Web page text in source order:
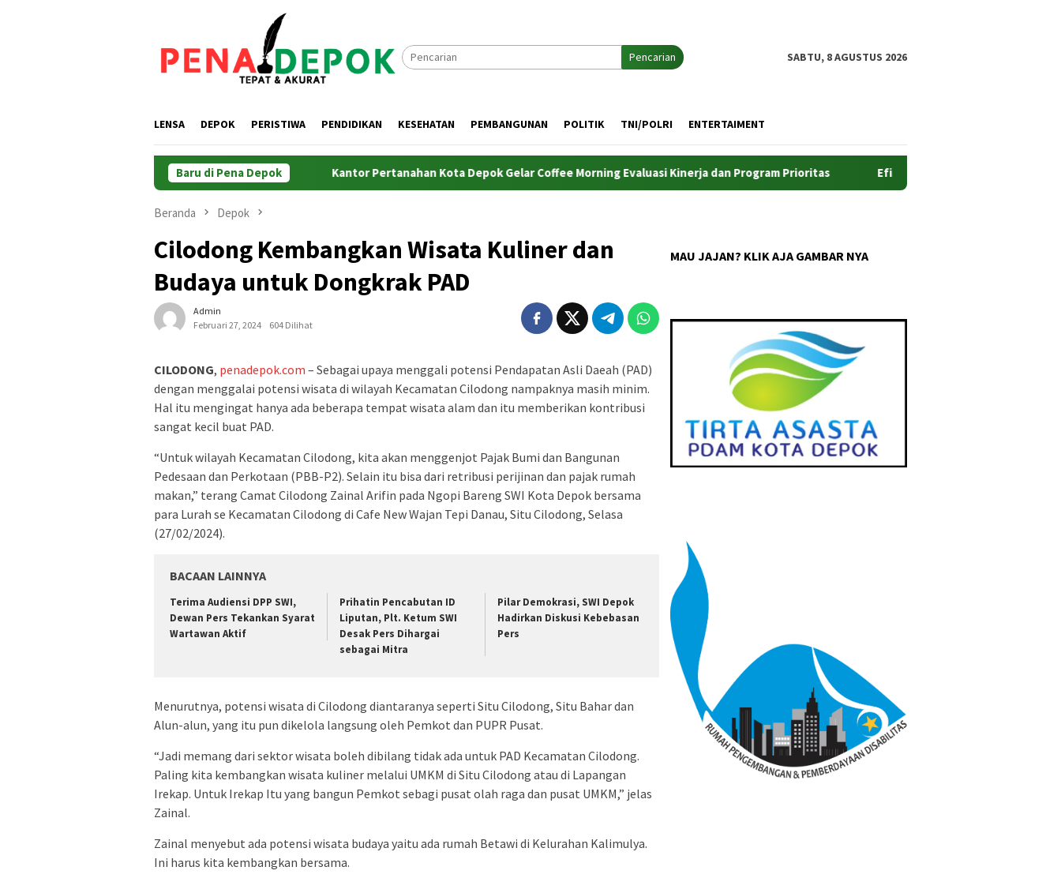
Pencarian
SABTU, 8 AGUSTUS 2026
LENSA DEPOK PERISTIWA PENDIDIKAN KESEHATAN PEMBANGUNAN POLITIK TNI/POLRI ENTERTAIMENT
Baru di Pena Depok
Minta Pemda Percepat Validasi BPHTB Kantor Pertanahan Kota Depok Gelar Coffee Morning Evaluasi Kinerja dan Program Prioritas Efisiensikan Pengelolaan Sampah,
Beranda Depok
Cilodong Kembangkan Wisata Kuliner dan
Budaya untuk Dongkrak PAD
Admin
Februari 27, 2024
604 Dilihat
CILODONG, penadepok.com – Sebagai upaya menggali potensi Pendapatan Asli Daeah (PAD)
dengan menggalai potensi wisata di wilayah Kecamatan Cilodong nampaknya masih minim.
Hal itu mengingat hanya ada beberapa tempat wisata alam dan itu memberikan kontribusi
sangat kecil buat PAD.
“Untuk wilayah Kecamatan Cilodong, kita akan menggenjot Pajak Bumi dan Bangunan
Pedesaan dan Perkotaan (PBB-P2). Selain itu bisa dari retribusi perijinan dan pajak rumah
makan,” terang Camat Cilodong Zainal Arifin pada Ngopi Bareng SWI Kota Depok bersama
para Lurah se Kecamatan Cilodong di Cafe New Wajan Tepi Danau, Situ Cilodong, Selasa
(27/02/2024).
BACAAN LAINNYA
Terima Audiensi DPP SWI,
Dewan Pers Tekankan Syarat
Wartawan Aktif
Prihatin Pencabutan ID
Liputan, Plt. Ketum SWI
Desak Pers Dihargai
sebagai Mitra
Pilar Demokrasi, SWI Depok
Hadirkan Diskusi Kebebasan
Pers
Menurutnya, potensi wisata di Cilodong diantaranya seperti Situ Cilodong, Situ Bahar dan
Alun-alun, yang itu pun dikelola langsung oleh Pemkot dan PUPR Pusat.
“Jadi memang dari sektor wisata boleh dibilang tidak ada untuk PAD Kecamatan Cilodong.
Paling kita kembangkan wisata kuliner melalui UMKM di Situ Cilodong atau di Lapangan
Irekap. Untuk Irekap Itu yang bangun Pemkot sebagi pusat olah raga dan pusat UMKM,” jelas
Zainal.
Zainal menyebut ada potensi wisata budaya yaitu ada rumah Betawi di Kelurahan Kalimulya.
Ini harus kita kembangkan bersama.
MAU JAJAN? KLIK AJA GAMBAR NYA